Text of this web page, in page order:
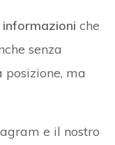
che
senza
posizione, ma
e il nostro